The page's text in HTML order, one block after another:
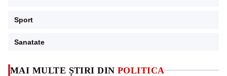
MAI MULTE ȘTIRI DIN POLITICA
Sport
Sanatate